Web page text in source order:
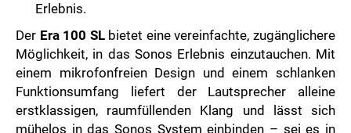
Erlebnis.
Der Era 100 SLbietet eine vereinfachte, zugänglichere
Möglichkeit, in das Sonos Erlebnis einzutauchen. Mit
einem mikrofonfreien Design und einem schlanken
Funktionsumfang liefert der Lautsprecher alleine
erstklassigen, raumfüllenden Klang und lässt sich
mühelos in das Sonos System einbinden – sei es in